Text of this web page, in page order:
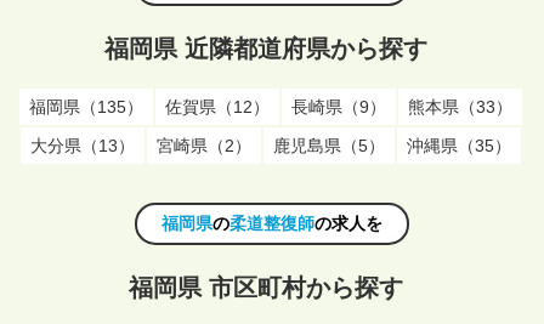
福岡県 近隣都道府県から探す
福岡県（135） 佐賀県（12） 長崎県（9）
熊本県（33）
大分県（13）
宮崎県（2） 鹿児島県（5） 沖縄県（35）
福岡県の柔道整復師の求人を
福岡県 市区町村から探す